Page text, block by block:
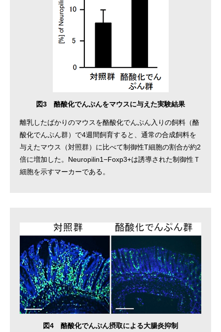
図3 酪酸化でんぷんをマウスに与えた実験結果
離乳したばかりのマウスを酪酸化でんぷん入りの飼料（酪
酸化でんぷん群）で4週間飼育すると、通常の合成飼料を
与えたマウス（対照群）に比べて制御性T細胞の割合が約2
倍に増加した。Neuropilin1−Foxp3+は誘導された制御性Ｔ
細胞を示すマーカーである。
図4 酪酸化でんぷん摂取による大腸炎抑制